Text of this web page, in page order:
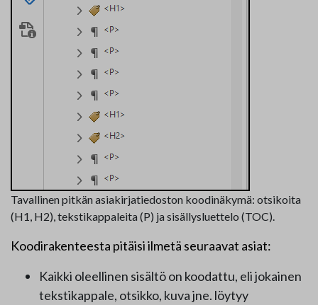
Tavallinen pitkän asiakirjatiedoston koodinäkymä: otsikoita
(H1, H2), tekstikappaleita (P) ja sisällysluettelo (TOC).
Koodirakenteesta pitäisi ilmetä seuraavat asiat:
Kaikki oleellinen sisältö on koodattu, eli jokainen
tekstikappale, otsikko, kuva jne. löytyy